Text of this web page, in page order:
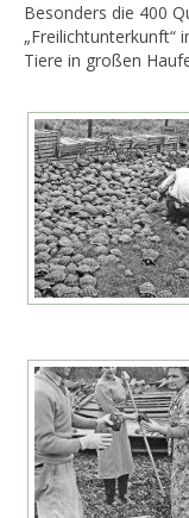
Besonders die 400
„Freilichtunterkunft“
Tiere in großen